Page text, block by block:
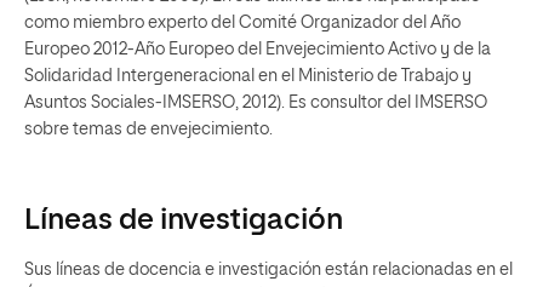
como miembro experto del Comité Organizador del Año
Europeo 2012-Año Europeo del Envejecimiento Activo y de la
Solidaridad Intergeneracional en el Ministerio de Trabajo y
Asuntos Sociales-IMSERSO, 2012). Es consultor del IMSERSO
sobre temas de envejecimiento.
Líneas de investigación
Sus líneas de docencia e investigación están relacionadas en el